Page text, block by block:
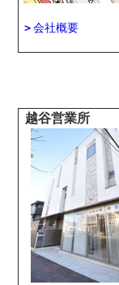
＞会社概要
越谷営業所